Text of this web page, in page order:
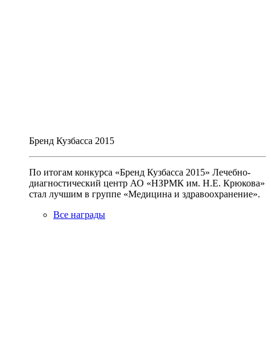
Бренд Кузбасса 2015
По итогам конкурса «Бренд Кузбасса 2015» Лечебно-
диагностический центр АО «НЗРМК им. Н.Е. Крюкова»
стал лучшим в группе «Медицина и здравоохранение».
Все награды